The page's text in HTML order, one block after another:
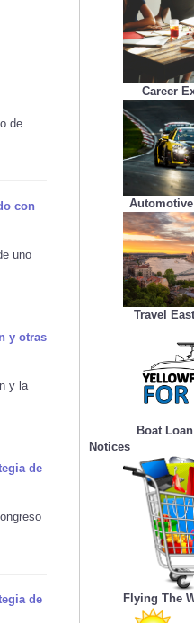
de
con
uno
y otras
y la
de
de
Career
Travel
Boat
Notices
Flying The